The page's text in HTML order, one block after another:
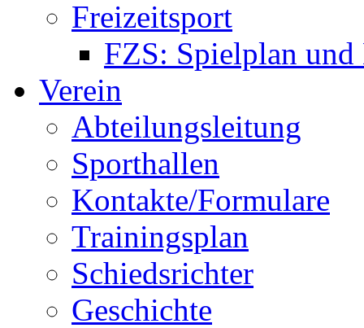
Freizeitsport
FZS: Spielplan und
Verein
Abteilungsleitung
Sporthallen
Kontakte/Formulare
Trainingsplan
Schiedsrichter
Geschichte